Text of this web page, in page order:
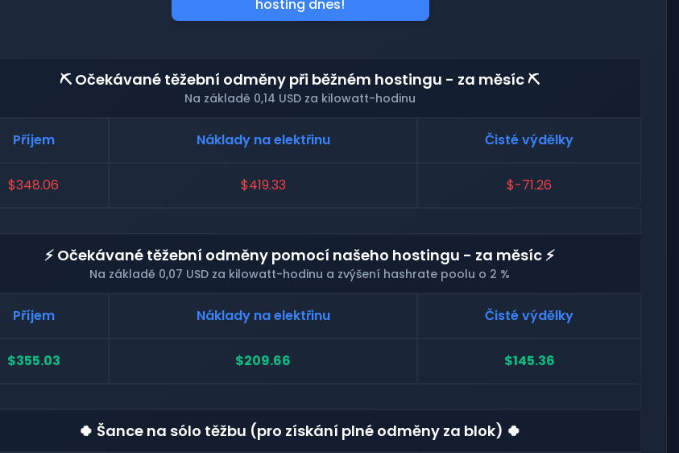
hosting dnes!
⛏️ Očekávané těžební odměny při běžném hostingu - za měsíc ⛏️
Na základě 0,14 USD za kilowatt-hodinu
Příjem Náklady na elektřinu Čisté výdělky
$348.06 $419.33 $-71.26
⚡ Očekávané těžební odměny pomocí našeho hostingu - za měsíc ⚡
Na základě 0,07 USD za kilowatt-hodinu a zvýšení hashrate poolu o 2 %
Příjem Náklady na elektřinu Čisté výdělky
$355.03 $209.66 $145.36
🍀 Šance na sólo těžbu (pro získání plné odměny za blok) 🍀